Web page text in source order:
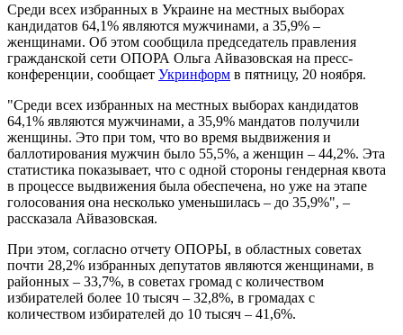
Среди всех избранных в Украине на местных выборах
кандидатов 64,1% являются мужчинами, а 35,9% –
женщинами. Об этом сообщила председатель правления
гражданской сети ОПОРА Ольга Айвазовская на пресс-
конференции, сообщает Укринформ в пятницу, 20 ноября.
"Среди всех избранных на местных выборах кандидатов
64,1% являются мужчинами, а 35,9% мандатов получили
женщины. Это при том, что во время выдвижения и
баллотирования мужчин было 55,5%, а женщин – 44,2%. Эта
статистика показывает, что с одной стороны гендерная квота
в процессе выдвижения была обеспечена, но уже на этапе
голосования она несколько уменьшилась – до 35,9%", –
рассказала Айвазовская.
При этом, согласно отчету ОПОРЫ, в областных советах
почти 28,2% избранных депутатов являются женщинами, в
районных – 33,7%, в советах громад с количеством
избирателей более 10 тысяч – 32,8%, в громадах с
количеством избирателей до 10 тысяч – 41,6%.